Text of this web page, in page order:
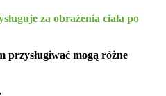
za obrażenia ciała po
mogą różne